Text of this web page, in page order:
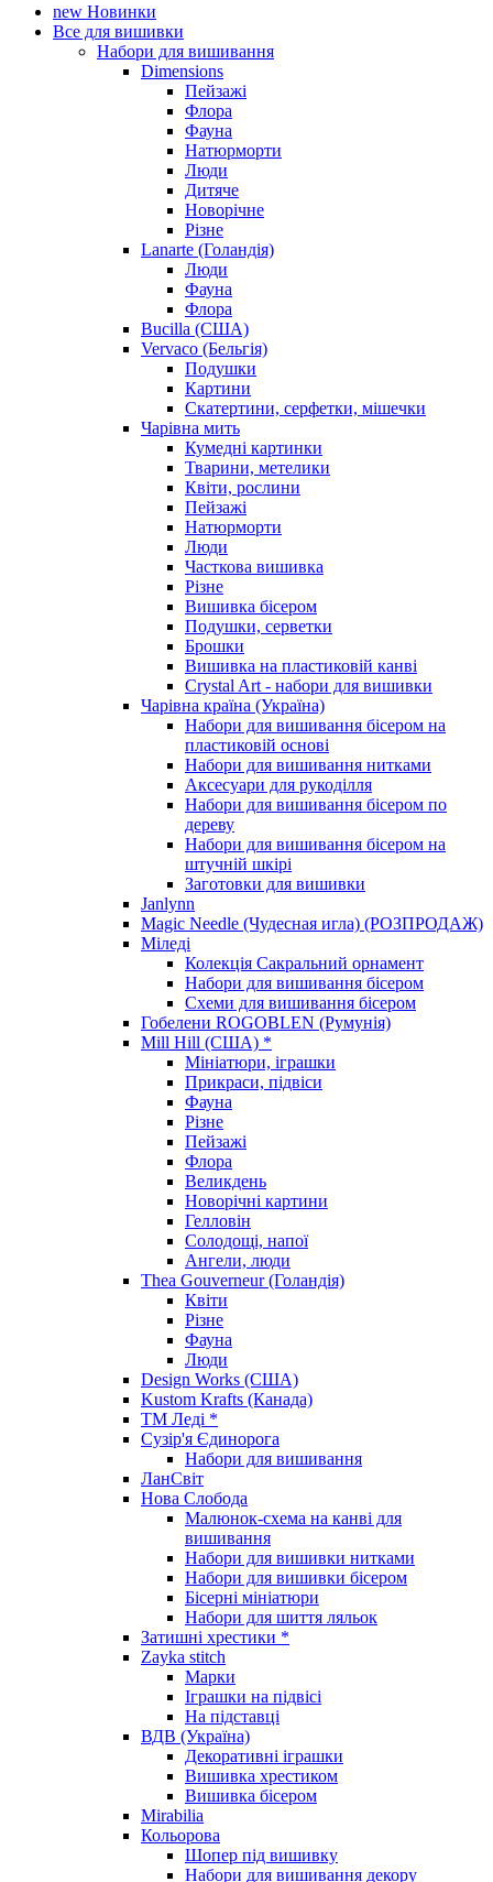
new Новинки
Все для вишивки
Набори для вишивання
Dimensions
Пейзажі
Флора
Фауна
Натюрморти
Люди
Дитяче
Новорічне
Різне
Lanarte (Голандія)
Люди
Фауна
Флора
Bucilla (США)
Vervaco (Бельгія)
Подушки
Картини
Скатертини, серфетки, мішечки
Чарiвна мить
Кумедні картинки
Тварини, метелики
Квіти, рослини
Пейзажі
Натюрморти
Люди
Часткова вишивка
Різне
Вишивка бісером
Подушки, серветки
Брошки
Вишивка на пластиковій канві
Crystal Art - набори для вишивки
Чарівна країна (Україна)
Набори для вишивання бісером на
пластиковій основі
Набори для вишивання нитками
Аксесуари для рукоділля
Набори для вишивання бісером по
дереву
Набори для вишивання бісером на
штучній шкірі
Заготовки для вишивки
Janlynn
Magic Needle (Чудесная игла) (РОЗПРОДАЖ)
Міледі
Колекція Сакральний орнамент
Набори для вишивання бісером
Схеми для вишивання бісером
Гобелени ROGOBLEN (Румунія)
Mill Hill (США) *
Мініатюри, іграшки
Прикраси, підвіси
Фауна
Різне
Пейзажі
Флора
Великдень
Новорічні картини
Гелловін
Солодощі, напої
Ангели, люди
Thea Gouverneur (Голандія)
Квіти
Різне
Фауна
Люди
Design Works (США)
Kustom Krafts (Канада)
ТМ Леді *
Сузір'я Єдинорога
Набори для вишивання
ЛанСвіт
Нова Слобода
Малюнок-схема на канві для
вишивання
Набори для вишивки нитками
Набори для вишивки бісером
Бісерні мініатюри
Набори для шиття ляльок
Затишні хрестики *
Zayka stitch
Марки
Іграшки на підвісі
На підставці
ВДВ (Україна)
Декоративні іграшки
Вишивка хрестиком
Вишивка бісером
Mirabilia
Кольорова
Шопер під вишивку
Набори для вишивання декору